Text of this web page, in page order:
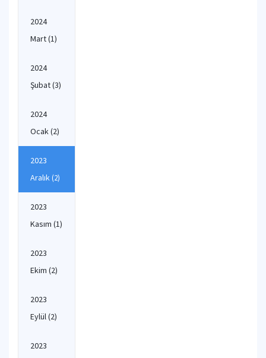
2024
Mart(1)
2024
Şubat(3)
2024
Ocak(2)
2023
Aralık (2)
2023
Kasım (1)
2023
Ekim (2)
2023
Eylül(2)
2023